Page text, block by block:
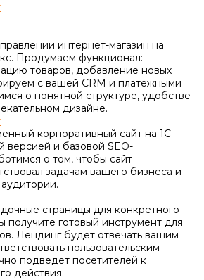
интернет-магазин на
Продумаем функционал:
товаров, добавление новых
с вашей CRM и платежными
о понятной структуре, удобстве
дизайне.
корпоративный сайт на 1С-
версией и базовой SEO-
о том, чтобы сайт
задачам вашего бизнеса и
страницы для конкретного
получите готовый инструмент для
Лендинг будет отвечать вашим
пользовательским
подведет посетителей к
действия.